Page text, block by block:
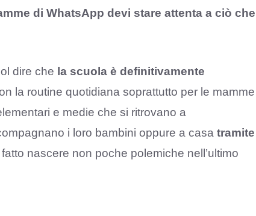
di WhatsApp devi stare attenta a ciò che
dire che la scuola è definitivamente
la routine quotidiana soprattutto per le mamme
e medie che si ritrovano a
i loro bambini oppure a casa tramite
nascere non poche polemiche nell’ultimo